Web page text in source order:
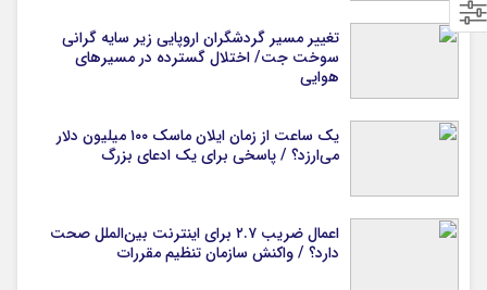
تغییر مسیر گردشگران اروپایی زیر سایه گرانی
سوخت جت/ اختلال گسترده در مسیرهای
هوایی
یک ساعت از زمان ایلان ماسک ۱۰۰ میلیون دلار
می‌ارزد؟ / پاسخی برای یک ادعای بزرگ
اعمال ضریب ۲.۷ برای اینترنت بین‌الملل صحت
دارد؟ / واکنش سازمان تنظیم مقررات